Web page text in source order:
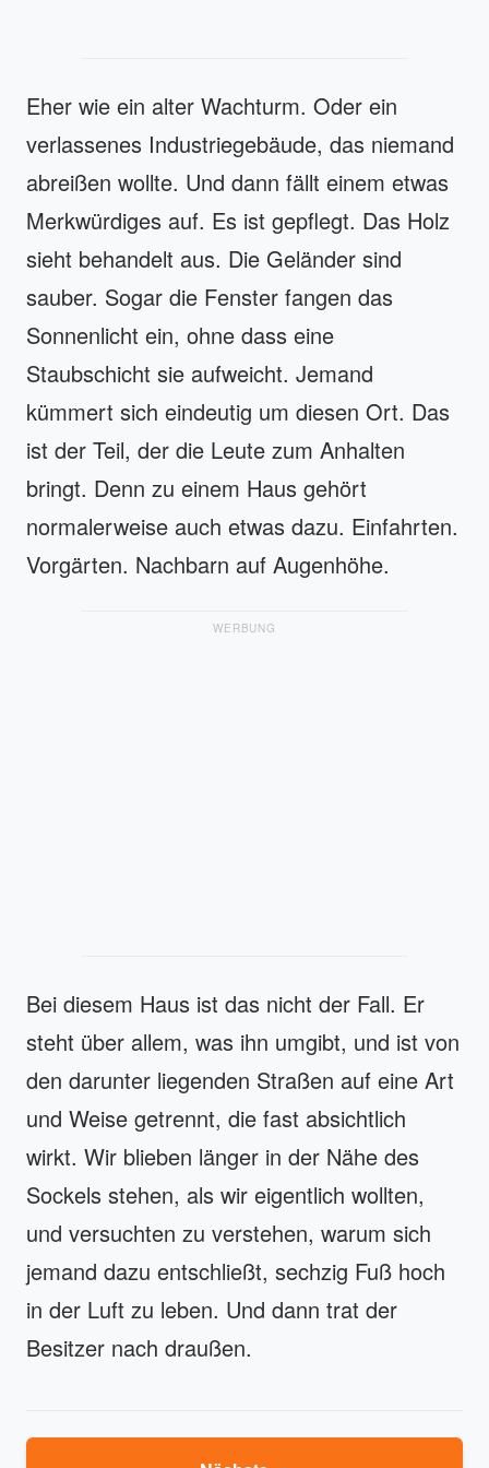
Eher wie ein alter Wachturm. Oder ein
verlassenes Industriegebäude, das niemand
abreißen wollte. Und dann fällt einem etwas
Merkwürdiges auf. Es ist gepflegt. Das Holz
sieht behandelt aus. Die Geländer sind
sauber. Sogar die Fenster fangen das
Sonnenlicht ein, ohne dass eine
Staubschicht sie aufweicht. Jemand
kümmert sich eindeutig um diesen Ort. Das
ist der Teil, der die Leute zum Anhalten
bringt. Denn zu einem Haus gehört
normalerweise auch etwas dazu. Einfahrten.
Vorgärten. Nachbarn auf Augenhöhe.
WERBUNG
Bei diesem Haus ist das nicht der Fall. Er
steht über allem, was ihn umgibt, und ist von
den darunter liegenden Straßen auf eine Art
und Weise getrennt, die fast absichtlich
wirkt. Wir blieben länger in der Nähe des
Sockels stehen, als wir eigentlich wollten,
und versuchten zu verstehen, warum sich
jemand dazu entschließt, sechzig Fuß hoch
in der Luft zu leben. Und dann trat der
Besitzer nach draußen.